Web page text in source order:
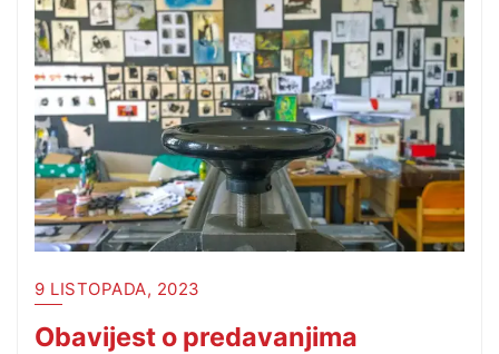
9 LISTOPADA, 2023
Obavijest o predavanjima